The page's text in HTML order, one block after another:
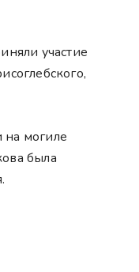
участие
могиле
была